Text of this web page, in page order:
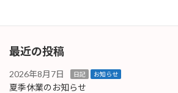
最近の投稿
2026年8月7日 日記 お知らせ
夏季休業のお知らせ